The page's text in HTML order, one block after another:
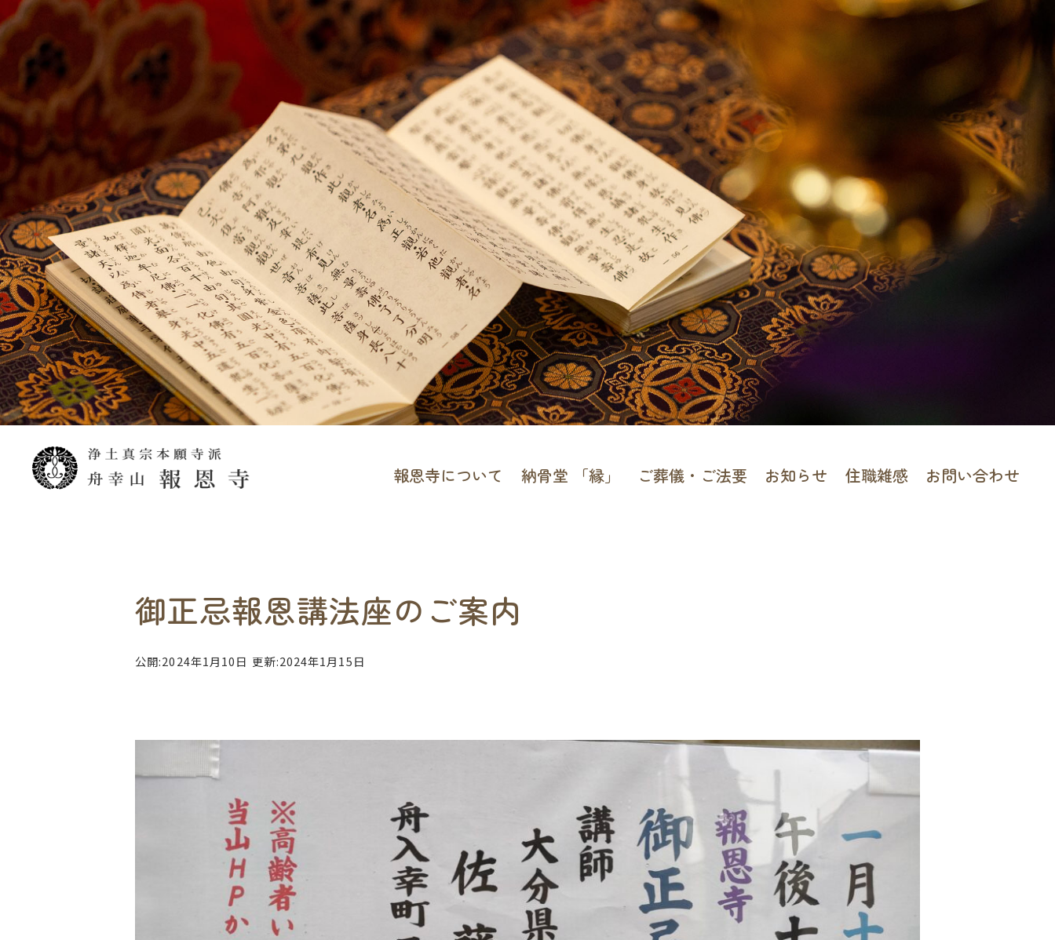
報恩寺について 納骨堂 「縁」 ご葬儀・ご法要 お知らせ 住職雑感 お問い合わせ
御正忌報恩講法座のご案内
公開:2024年1月10日 更新:2024年1月15日